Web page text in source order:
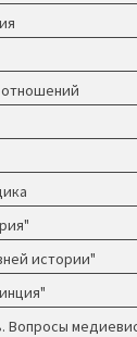
истории"
Вопросы